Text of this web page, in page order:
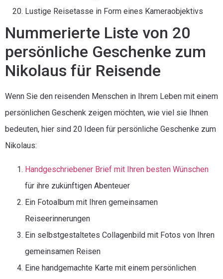
Lustige Reisetasse in Form eines Kameraobjektivs
Nummerierte Liste von 20
persönliche Geschenke zum
Nikolaus für Reisende
Wenn Sie den reisenden Menschen in Ihrem Leben mit einem
persönlichen Geschenk zeigen möchten, wie viel sie Ihnen
bedeuten, hier sind 20 Ideen für persönliche Geschenke zum
Nikolaus:
Handgeschriebener Brief mit Ihren besten Wünschen
für ihre zukünftigen Abenteuer
Ein Fotoalbum mit Ihren gemeinsamen
Reiseerinnerungen
Ein selbstgestaltetes Collagenbild mit Fotos von Ihren
gemeinsamen Reisen
Eine handgemachte Karte mit einem persönlichen